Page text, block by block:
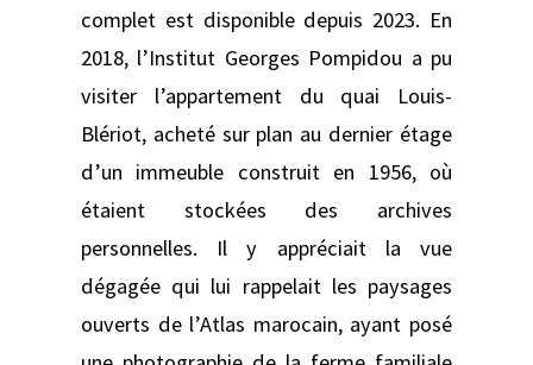
complet est disponible depuis 2023. En
2018, l’Institut Georges Pompidou a pu
visiter l’appartement du quai Louis-
Blériot, acheté sur plan au dernier étage
d’un immeuble construit en 1956, où
étaient stockées des archives
personnelles. Il y appréciait la vue
dégagée qui lui rappelait les paysages
ouverts de l’Atlas marocain, ayant posé